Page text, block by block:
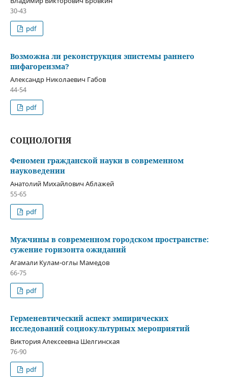
30-43
pdf
Возможна ли реконструкция эпистемы раннего
пифагореизма?
Александр Николаевич Габов
44-54
pdf
СОЦИОЛОГИЯ
Феномен гражданской науки в современном
науковедении
Анатолий Михайлович Аблажей
55-65
pdf
Мужчины в современном городском пространстве:
сужение горизонта ожиданий
Агамали Кулам-оглы Мамедов
66-75
pdf
Герменевтический аспект эмпирических
исследований социокультурных мероприятий
Виктория Алексеевна Шелгинская
76-90
pdf